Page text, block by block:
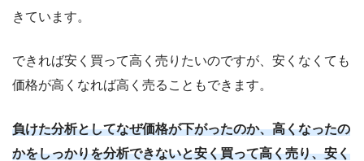
きています。
できれば安く買って高く売りたいのですが、安くなくても
価格が高くなれば高く売ることもできます。
負けた分析としてなぜ価格が下がったのか、高くなったの
かをしっかりを分析できないと安く買って高く売り、安く